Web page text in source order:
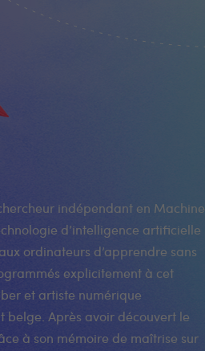
indépendant en Machine
d’intelligence artificielle
ordinateurs d’apprendre sans
explicitement à cet
et artiste numérique
belge. Après avoir découvert le
à son mémoire de maîtrise sur